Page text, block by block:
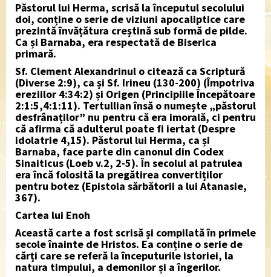
Păstorul lui Herma, scrisă la începutul secolului
doi, conține o serie de viziuni apocaliptice care
prezintă învățătura creștină sub formă de pilde.
Ca și Barnaba, era respectată de Biserica
primară.
Sf. Clement Alexandrinul o citează ca Scriptură
(Diverse 2:9), ca și Sf. Irineu (130-200) (Împotriva
ereziilor 4:34:2) și Origen (Principiile Începătoare
2:1:5,4:1:11). Tertullian însă o numește „păstorul
desfrânaților” nu pentru că era imorală, ci pentru
că afirma că adulterul poate fi iertat (Despre
idolatrie 4,15). Păstorul lui Herma, ca și
Barnaba, face parte din canonul din Codex
Sinaiticus (Loeb v.2, 2-5). În secolul al patrulea
era încă folosită la pregătirea convertiților
pentru botez (Epistola sărbătorii a lui Atanasie,
367).
Cartea lui Enoh
Această carte a fost scrisă și compilată în primele
secole înainte de Hristos. Ea conține o serie de
cărți care se referă la începuturile istoriei, la
natura timpului, a demonilor și a îngerilor.